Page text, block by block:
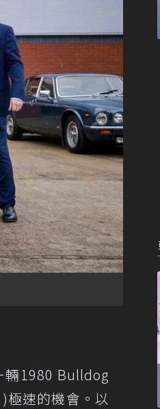
1980 Bulldog
極速的機會。以